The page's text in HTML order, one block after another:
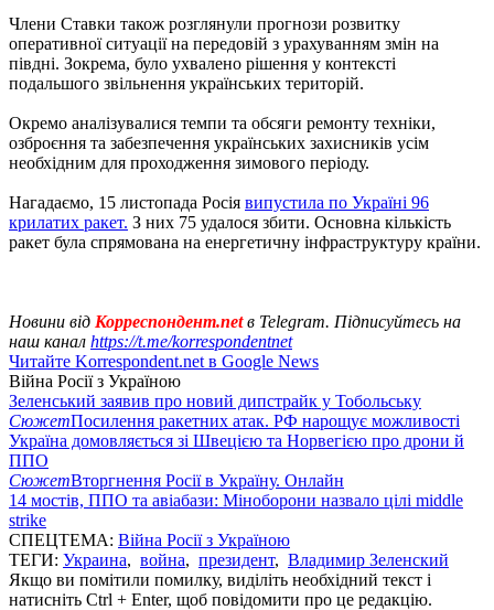
Члени Ставки також розглянули прогнози розвитку
оперативної ситуації на передовій з урахуванням змін на
півдні. Зокрема, було ухвалено рішення у контексті
подальшого звільнення українських територій.
Окремо аналізувалися темпи та обсяги ремонту техніки,
озброєння та забезпечення українських захисників усім
необхідним для проходження зимового періоду.
Нагадаємо, 15 листопада Росія випустила по Україні 96
крилатих ракет. З них 75 удалося збити. Основна кількість
ракет була спрямована на енергетичну інфраструктуру країни.
Новини від Корреспондент.netв Telegram. Підписуйтесь на
наш канал https://t.me/korrespondentnet
Читайте Korrespondent.net в Google News
Війна Росії з Україною
Зеленський заявив про новий дипстрайк у Тобольську
СюжетПосилення ракетних атак. РФ нарощує можливості
Україна домовляється зі Швецією та Норвегією про дрони й
ППО
СюжетВторгнення Росії в Україну. Онлайн
14 мостів, ППО та авіабази: Міноборони назвало цілі middle
strike
СПЕЦТЕМА: Війна Росії з Україною
ТЕГИ: Украина, война, президент, Владимир Зеленский
Якщо ви помітили помилку, виділіть необхідний текст і
натисніть Ctrl + Enter, щоб повідомити про це редакцію.